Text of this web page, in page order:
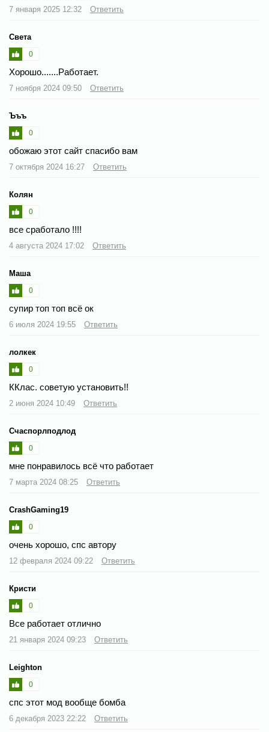
7 января 2025 12:32 Ответить
Света
0
Хорошо.......Работает.
7 ноября 2024 09:50 Ответить
Ъъъ
0
обожаю этот сайт спасибо вам
7 октября 2024 16:27 Ответить
Колян
0
все сработало !!!!
4 августа 2024 17:02 Ответить
Маша
0
супир топ топ всё ок
6 июля 2024 19:55 Ответить
лолкек
0
ККлас. советую установить!!
2 июня 2024 10:49 Ответить
Счаспорлподлод
0
мне понравилось всё что работает
7 марта 2024 08:25 Ответить
CrashGaming19
0
очень хорошо, спс автору
12 февраля 2024 09:22 Ответить
Кристи
0
Все работает отлично
21 января 2024 09:23 Ответить
Leighton
0
спс этот мод вообще бомба
6 декабря 2023 22:22 Ответить